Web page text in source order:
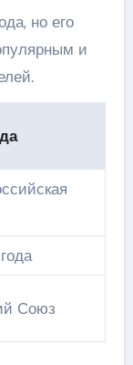
но его
и
Союз